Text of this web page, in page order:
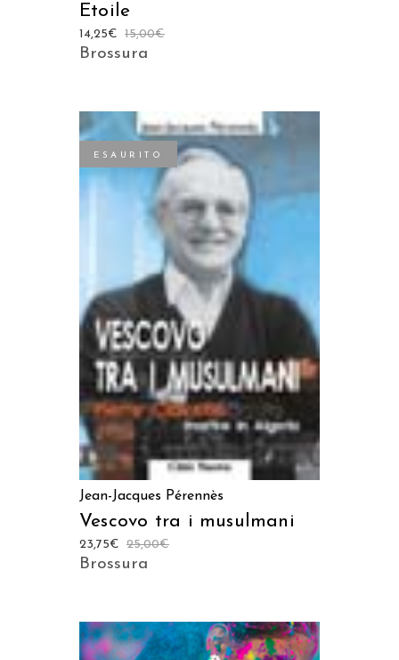
Etoile
15,00€
14,25€
Brossura
ESAURITO
LEGGI TUTTO
Jean-Jacques Pérennès
Vescovo tra i musulmani
25,00€
23,75€
Brossura